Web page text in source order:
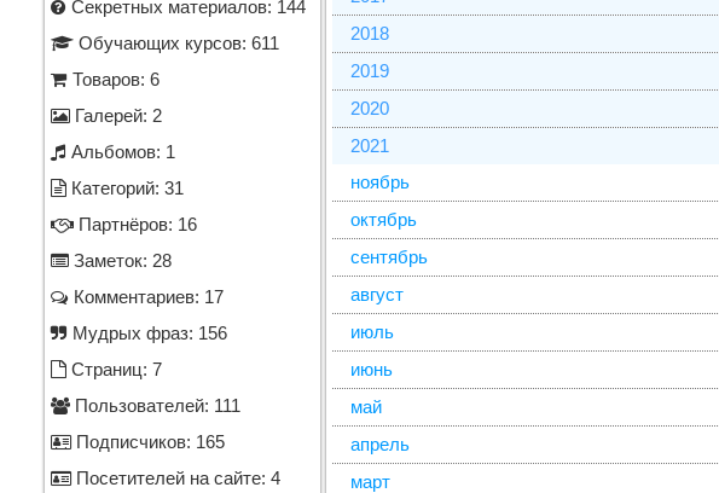
2018
2019
2020
2021
ноябрь
октябрь
сентябрь
август
июль
июнь
май
апрель
март
Секретных материалов: 144
Обучающих курсов: 611
Товаров: 6
Галерей: 2
Альбомов: 1
Категорий: 31
Партнёров: 16
Заметок: 28
Комментариев: 17
Мудрых фраз: 156
Страниц: 7
Пользователей: 111
Подписчиков: 165
Посетителей на сайте: 4